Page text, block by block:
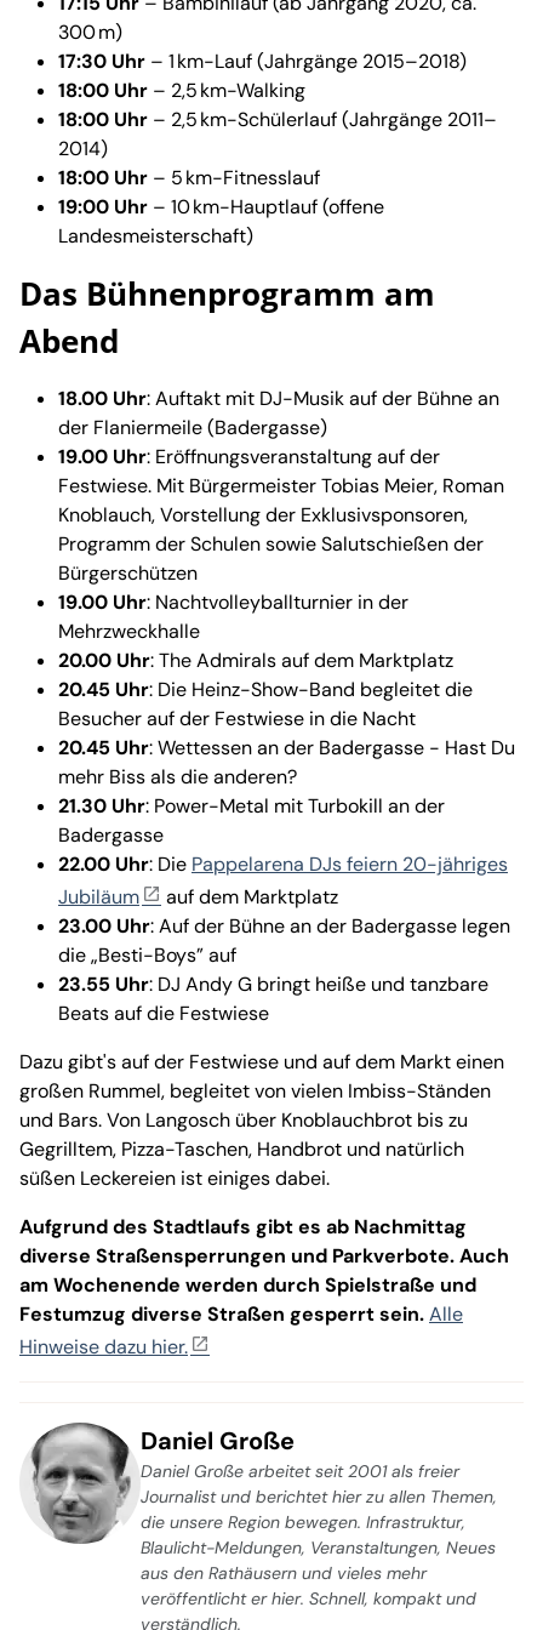
300 m)
17:30 Uhr – 1 km-Lauf (Jahrgänge 2015–2018)
18:00 Uhr – 2,5 km-Walking
18:00 Uhr – 2,5 km-Schülerlauf (Jahrgänge 2011–
2014)
18:00 Uhr – 5 km-Fitnesslauf
19:00 Uhr – 10 km-Hauptlauf (offene
Landesmeisterschaft)
Das Bühnenprogramm am
Abend
18.00 Uhr: Auftakt mit DJ-Musik auf der Bühne an
der Flaniermeile (Badergasse)
19.00 Uhr: Eröffnungsveranstaltung auf der
Festwiese. Mit Bürgermeister Tobias Meier, Roman
Knoblauch, Vorstellung der Exklusivsponsoren,
Programm der Schulen sowie Salutschießen der
Bürgerschützen
19.00 Uhr: Nachtvolleyballturnier in der
Mehrzweckhalle
20.00 Uhr: The Admirals auf dem Marktplatz
20.45 Uhr: Die Heinz-Show-Band begleitet die
Besucher auf der Festwiese in die Nacht
20.45 Uhr: Wettessen an der Badergasse - Hast Du
mehr Biss als die anderen?
21.30 Uhr: Power-Metal mit Turbokill an der
Badergasse
22.00 Uhr: Die Pappelarena DJs feiern 20-jähriges
Jubiläum
auf dem Marktplatz
23.00 Uhr: Auf der Bühne an der Badergasse legen
die „Besti-Boys” auf
23.55 Uhr: DJ Andy G bringt heiße und tanzbare
Beats auf die Festwiese
Dazu gibt's auf der Festwiese und auf dem Markt einen
großen Rummel, begleitet von vielen Imbiss-Ständen
und Bars. Von Langosch über Knoblauchbrot bis zu
Gegrilltem, Pizza-Taschen, Handbrot und natürlich
süßen Leckereien ist einiges dabei.
Aufgrund des Stadtlaufs gibt es ab Nachmittag
diverse Straßensperrungen und Parkverbote. Auch
am Wochenende werden durch Spielstraße und
Festumzug diverse Straßen gesperrt sein.Alle
Hinweise dazu hier.
Daniel Große
Daniel Große arbeitet seit 2001 als freier
Journalist und berichtet hier zu allen Themen,
die unsere Region bewegen. Infrastruktur,
Blaulicht-Meldungen, Veranstaltungen, Neues
aus den Rathäusern und vieles mehr
veröffentlicht er hier. Schnell, kompakt und
verständlich.